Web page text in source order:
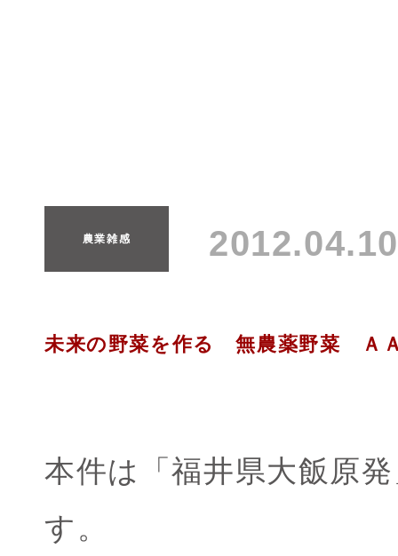
農業雑感
未来の野菜を作る 無農薬野菜 Ａ
本件は「福井県大飯原
す。